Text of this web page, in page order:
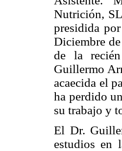
Nutrición,
presidida
Diciembre
de la
Guillermo
acaecida el
ha perdido
su trabajo y
El Dr.
estudios en